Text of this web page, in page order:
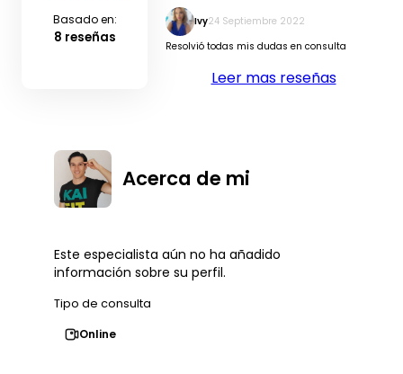
Basado en:
8 reseñas
Ivy24 Septiembre 2022
Resolvió todas mis dudas en consulta
Leer mas reseñas
Acerca de mi
Este especialista aún no ha añadido
información sobre su perfil.
Tipo de consulta
Online